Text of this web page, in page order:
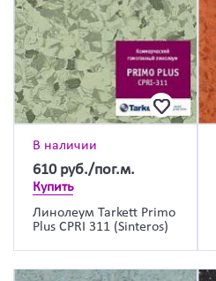
В наличии
610 руб./пог.м.
Купить
Линолеум Tarkett Primo
Plus CPRI 311 (Sinteros)